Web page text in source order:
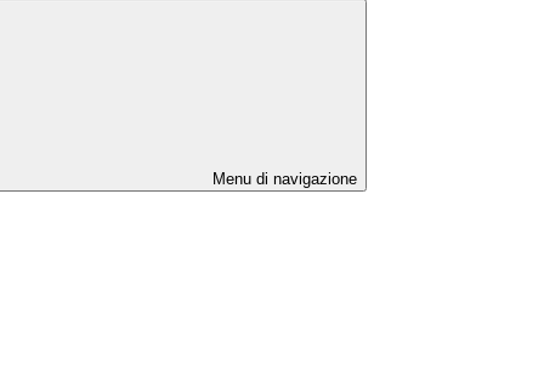
Menu di navigazione